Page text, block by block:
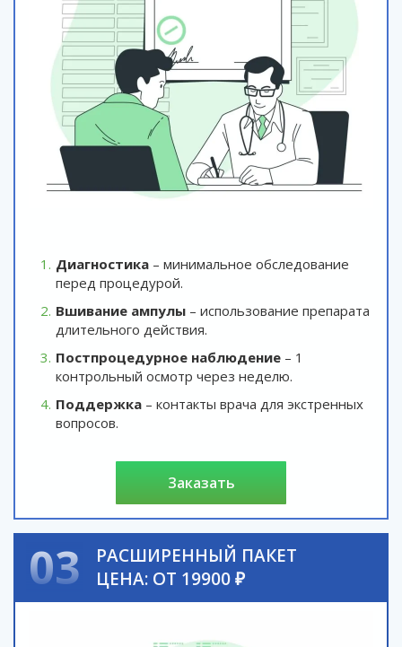
Диагностика – минимальное обследование
перед процедурой.
Вшивание ампулы – использование препарата
длительного действия.
Постпроцедурное наблюдение – 1
контрольный осмотр через неделю.
Поддержка – контакты врача для экстренных
вопросов.
заказать
03
РАСШИРЕННЫЙ ПАКЕТ
ЦЕНА: ОТ 19900 ₽